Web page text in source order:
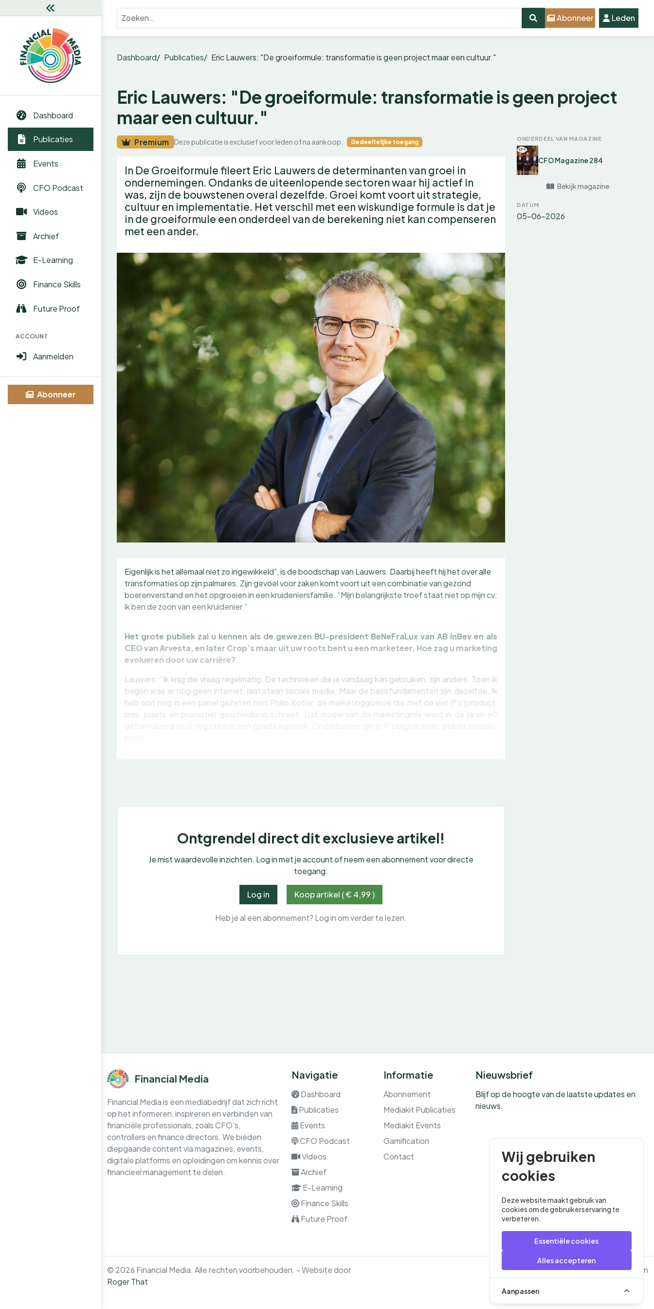
Wij gebruiken
cookies
Deze website maakt gebruik van
cookies om de gebruikerservaring te
verbeteren.
Essentiële cookies
Alles accepteren
Aanpassen
Dashboard
Publicaties
Events
CFO Podcast
Videos
Archief
E-Learning
Finance Skills
Future Proof
ACCOUNT
Aanmelden
Abonneer
Abonneer Leden
Dashboard Publicaties Eric Lauwers: "De groeiformule: transformatie is geen project maar een cultuur."
Eric Lauwers: "De groeiformule: transformatie is geen project
maar een cultuur."
Premium Deze publicatie is exclusief voor leden of na aankoop. Gedeeltelijke toegang
In De Groeiformule fileert Eric Lauwers de determinanten van groei in
ondernemingen. Ondanks de uiteenlopende sectoren waar hij actief in
was, zijn de bouwstenen overal dezelfde. Groei komt voort uit strategie,
cultuur en implementatie. Het verschil met een wiskundige formule is dat je
in de groeiformule een onderdeel van de berekening niet kan compenseren
met een ander.
Eigenlijk is het allemaal niet zo ingewikkeld”, is de boodschap van Lauwers. Daarbij heeft hij het over alle
transformaties op zijn palmares. Zijn gevoel voor zaken komt voort uit een combinatie van gezond
boerenverstand en het opgroeien in een kruideniersfamilie. “Mijn belangrijkste troef staat niet op mijn cv:
ik ben de zoon van een kruidenier.”
Het grote publiek zal u kennen als de gewezen BU-president BeNeFraLux van AB InBev en als
CEO van Arvesta, en later Crop’s maar uit uw roots bent u een marketeer. Hoe zag u marketing
evolueren door uw carrière?
Lauwers: “Ik krijg die vraag regelmatig. De technieken die je vandaag kan gebruiken, zijn anders. Toen ik
begon was er nog geen internet, laat staan sociale media. Maar de basisfundamenten zijn dezelfde. Ik
heb ooit nog in een panel gezeten met Philip Kotler, dé marketinggoeroe die met de vier P’s (product,
prijs, plaats en promotie) geschiedenis schreef. Dat model van de marketingmix werd in de jaren 60
geformuleerd en is nog steeds een goede kapstok. Ondertussen zijn er P’s bijgekomen: planet, people,
Ontgrendel direct dit exclusieve artikel!
Je mist waardevolle inzichten. Log in met je account of neem een abonnement voor directe
toegang.
Log in Koop artikel ( € 4,99 )
Heb je al een abonnement? Log in om verder te lezen.
ONDERDEEL VAN MAGAZINE
CFO Magazine 284
Bekijk magazine
DATUM
05-06-2026
Financial Media
Financial Media is een mediabedrijf dat zich richt
op het informeren, inspireren en verbinden van
financiële professionals, zoals CFO's,
controllers en finance directors. We bieden
diepgaande content via magazines, events,
digitale platforms en opleidingen om kennis over
financieel management te delen.
Navigatie
Dashboard
Publicaties
Events
CFO Podcast
Videos
Archief
E-Learning
Finance Skills
Future Proof
Informatie
Abonnement
Mediakit Publicaties
Mediakit Events
Gamification
Contact
Nieuwsbrief
Blijf op de hoogte van de laatste updates en
nieuws.
© 2026 Financial Media. Alle rechten voorbehouden. - Website door
Roger That
Privacybeleid Algemene Voorwaarden